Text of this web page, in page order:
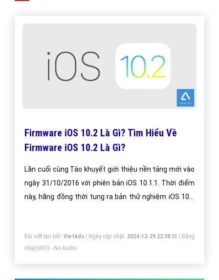
Firmware iOS 10.2 Là Gì? Tìm Hiểu Về
Firmware iOS 10.2 Là Gì?
Lần cuối cùng Táo khuyết giới thiệu nền tảng mới vào
ngày 31/10/2016 với phiên bản iOS 10.1.1. Thời điểm
này, hãng đồng thời tung ra bản thử nghiệm iOS 10.2
đặt như ứng dụng.
Bài viết tạo bởi: VietAds| Ngày cập nhật: 2024-12-29 22:38:31 |Đăng
nhập(693) - No Audio